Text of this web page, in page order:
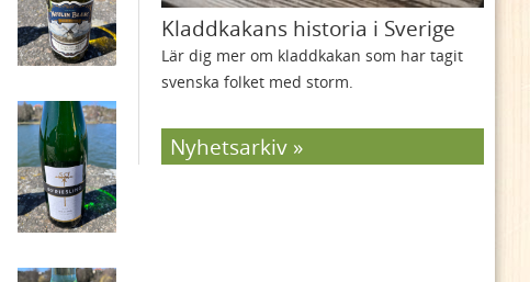
Kladdkakans historia i Sverige
Lär dig mer om kladdkakan som har tagit
svenska folket med storm.
Nyhetsarkiv